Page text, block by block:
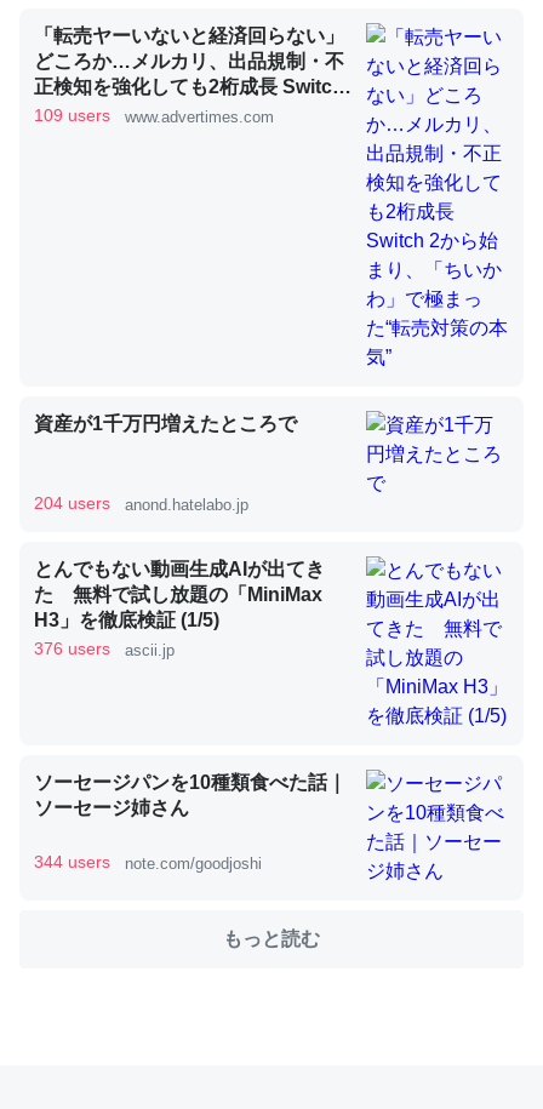
昆虫ってカルシウム少ないのか。知らんかった。調べたら
コオロギのカルシウム分はエビの600分の1程度。
─ニュース :: 【研究発表】昆虫学の大問題＝「昆虫はなぜ海にいな
論文では「淡水はカルシウムも酸素も不足してて両方に不
利だから両方が拮抗してるのでは」とあって面白い。海に
ずキチンを強化してる筈だが、酵素が違うのか？
─ニュース :: 【研究発表】昆虫学の大問題＝「昆虫はなぜ海にいな
これを元に考えるとカルシウムを大量に使う脊椎動物と貝
類は苦労してるんだな…。腹足類だと殻を無くしてナメク
─ニュース :: 【研究発表】昆虫学の大問題＝「昆虫はなぜ海にいな
ちぼちRingも置こうかと画策中。あと、Googleマップで
位置情報を共有してる。電池残量や充電中かが分かるので
「転売ヤーいないと経済回らない」
どころか…メルカリ、出品規制・不
正検知を強化しても2桁成長 Switch
2から始まり、「ちいかわ」で極ま
109 users www.advertimes.com
資産が1千万円増えたところで
204 users anond.hatelabo.jp
とんでもない動画生成AIが出てき
た 無料で試し放題の「MiniMax
H3」を徹底検証 (1/5)
376 users ascii.jp
ソーセージパンを10種類食べた話｜
ソーセージ姉さん
344 users note.com/goodjoshi
もっと読む